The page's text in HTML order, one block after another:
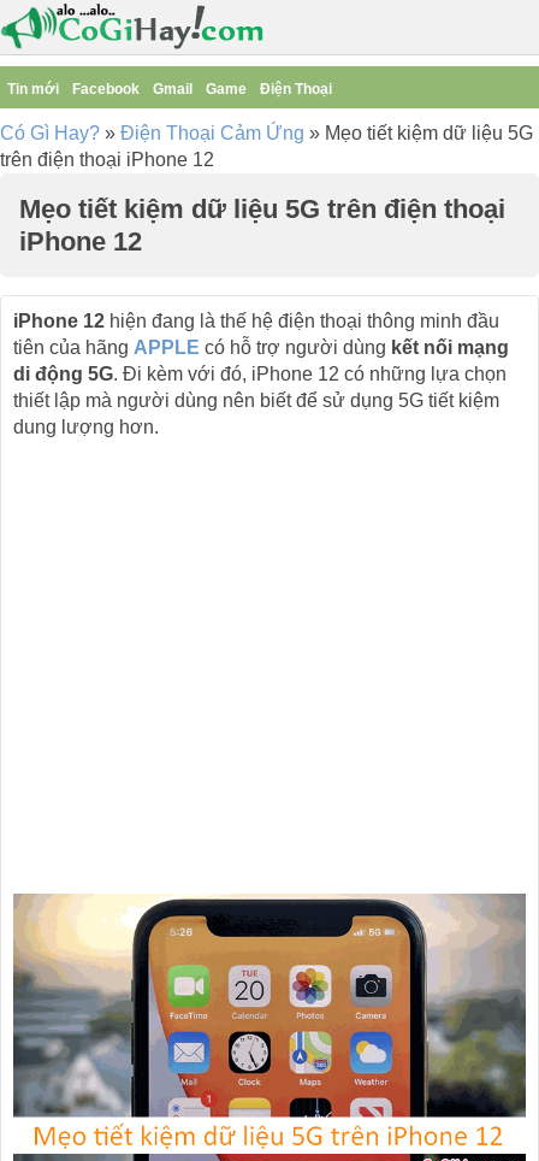
Tin mới Facebook Gmail Game Điện Thoại
Có Gì Hay? » Điện Thoại Cảm Ứng » Mẹo tiết kiệm dữ liệu 5G
trên điện thoại iPhone 12
Mẹo tiết kiệm dữ liệu 5G trên điện thoại
iPhone 12
iPhone 12 hiện đang là thế hệ điện thoại thông minh đầu
tiên của hãng APPLE có hỗ trợ người dùng kết nối mạng
di động 5G. Đi kèm với đó, iPhone 12 có những lựa chọn
thiết lập mà người dùng nên biết để sử dụng 5G tiết kiệm
dung lượng hơn.